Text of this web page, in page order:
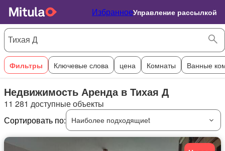
ИзбранноеУправление рассылкой
Фильтры Ключевые слова цена Комнаты Ванные
Недвижимость Аренда в Тихая Д
11 281 доступные объекты
Сортировать по:
Наиболее подходящиеt